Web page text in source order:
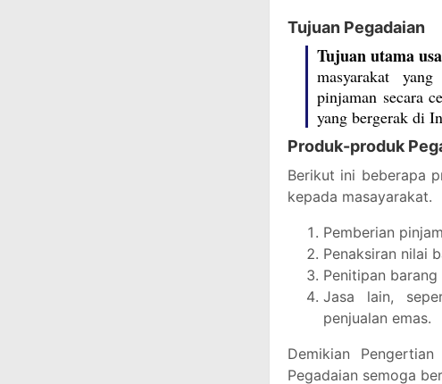
Tujuan Pegadaian
Tujuan utama
masyarakat
pinjaman secara
yang bergerak di
Produk-produk
Berikut ini beberapa
kepada masayarakat.
Pemberian
Penaksiran nilai
Penitipan barang
Jasa lain,
penjualan emas.
Demikian
Pegadaian semoga